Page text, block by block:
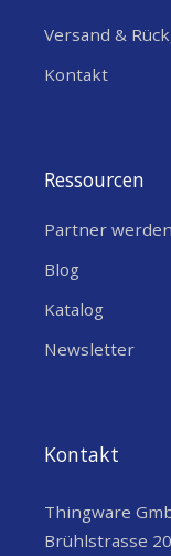
Versand &
Kontakt
Ressourcen
Partner werden
Blog
Katalog
Newsletter
Kontakt
Thingware
Brühlstrasse 20